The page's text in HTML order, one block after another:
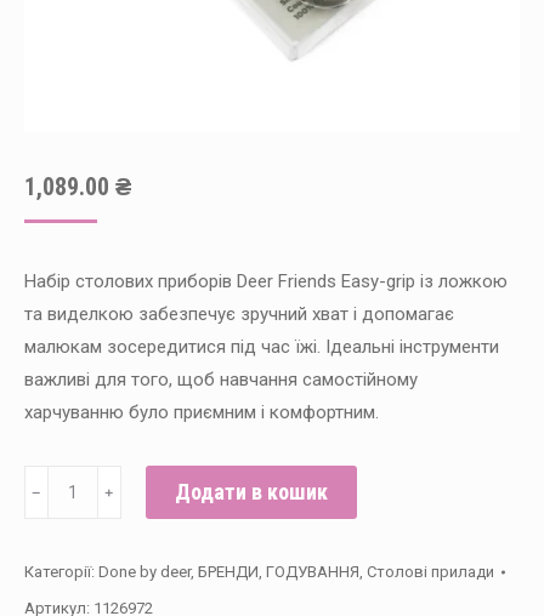
1,089.00 ₴
Набір столових приборів Deer Friends Easy-grip із ложкою
та виделкою забезпечує зручний хват і допомагає
малюкам зосередитися під час їжі. Ідеальні інструменти
важливі для того, щоб навчання самостійному
харчуванню було приємним і комфортним.
виделки
Done
﹣ ﹢ Додати в кошик
Категорії: Done by deer, БРЕНДИ, ГОДУВАННЯ, Столові прилади
Артикул: 1126972